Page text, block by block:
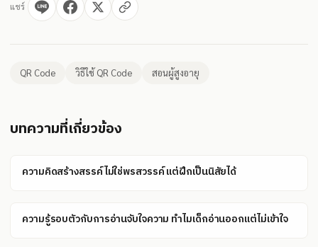
แชร์
QR Code วิธีใช้ QR Code สอนผู้สูงอายุ
บทความที่เกี่ยวข้อง
ความคิดสร้างสรรค์ไม่ใช่พรสวรรค์ แต่ฝึกเป็นนิสัยได้
ความรู้รอบตัวกับการอ่านจับใจความ ทำไมเด็กอ่านออกแต่ไม่เข้าใจ